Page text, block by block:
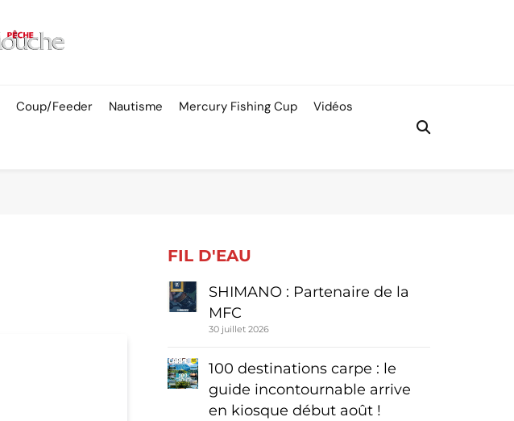
Coup/Feeder Nautisme Mercury Fishing Cup Vidéos
FIL D'EAU
SHIMANO : Partenaire de la
MFC
30 juillet 2026
100 destinations carpe : le
guide incontournable arrive
en kiosque début août !